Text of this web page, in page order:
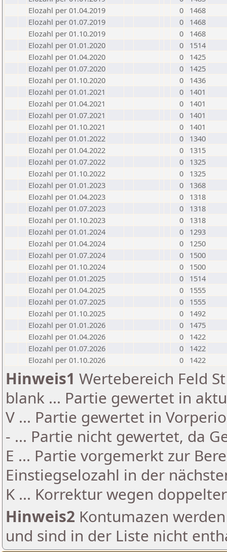
Elozahl per 01.04.2019
0
1468
Elozahl per 01.07.2019
0
1468
Elozahl per 01.10.2019
0
1468
Elozahl per 01.01.2020
0
1514
Elozahl per 01.04.2020
0
1425
Elozahl per 01.07.2020
0
1425
Elozahl per 01.10.2020
0
1436
Elozahl per 01.01.2021
0
1401
Elozahl per 01.04.2021
0
1401
Elozahl per 01.07.2021
0
1401
Elozahl per 01.10.2021
0
1401
Elozahl per 01.01.2022
0
1340
Elozahl per 01.04.2022
0
1315
Elozahl per 01.07.2022
0
1325
Elozahl per 01.10.2022
0
1325
Elozahl per 01.01.2023
0
1368
Elozahl per 01.04.2023
0
1318
Elozahl per 01.07.2023
0
1318
Elozahl per 01.10.2023
0
1318
Elozahl per 01.01.2024
0
1293
Elozahl per 01.04.2024
0
1250
Elozahl per 01.07.2024
0
1500
Elozahl per 01.10.2024
0
1500
Elozahl per 01.01.2025
0
1514
Elozahl per 01.04.2025
0
1555
Elozahl per 01.07.2025
0
1555
Elozahl per 01.10.2025
0
1492
Elozahl per 01.01.2026
0
1475
Elozahl per 01.04.2026
0
1422
Elozahl per 01.07.2026
0
1422
Elozahl per 01.10.2026
0 1422
Hinweis1 Wertebereich Feld
blank ... Partie gewertet in
V ... Partie gewertet in
- ... Partie nicht gewertet, da
E ... Partie vorgemerkt zur
Einstiegselozahl in der
K ... Korrektur wegen
Hinweis2 Kontumazen
und sind in der Liste nicht